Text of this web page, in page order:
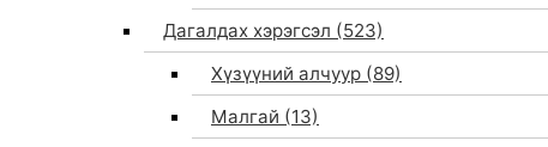
Дагалдах хэрэгсэл (523)
Хүзүүний алчуур (89)
Малгай (13)